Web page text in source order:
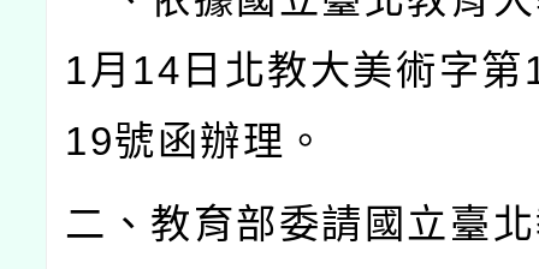
1月 14 日北教大美術字第
19號函辦理。
二、教育部委請國立臺